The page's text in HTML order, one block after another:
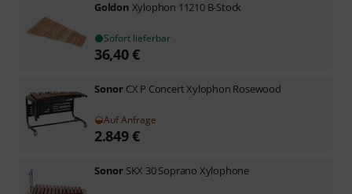
Goldon Xylophon 11210 B-Stock
Sofort lieferbar
36,40€
Sonor CX P Concert Xylophon Rosewood
Auf Anfrage
2.849€
Sonor SKX 30 Soprano Xylophone